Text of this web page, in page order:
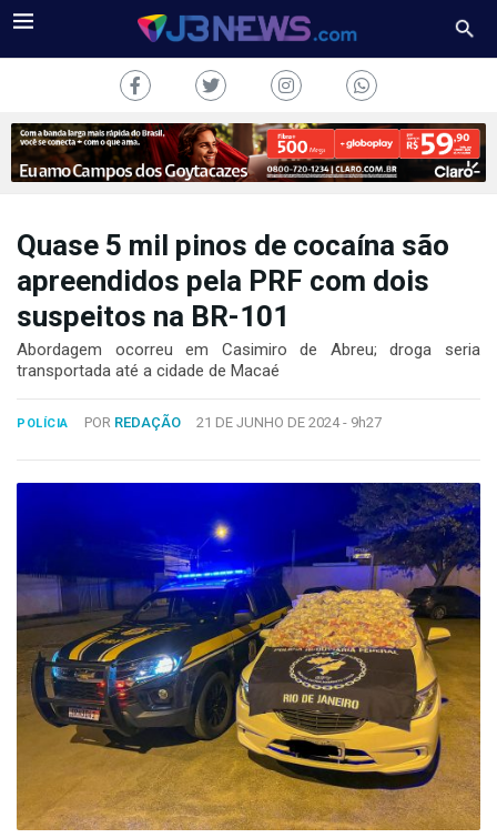
J3NEWS
TV
COLUNAS
FALE
CONOSCO
Copyright
2024
Desenvolvido
Hesea
Tecnologia
Sistemas
Quase 5 mil pinos de cocaína são
apreendidos pela PRF com dois
suspeitos na BR-101
Abordagem ocorreu em Casimiro de Abreu; droga seria
transportada até a cidade de Macaé
POLÍCIA POR REDAÇÃO 21 DE JUNHO DE 2024 - 9h27